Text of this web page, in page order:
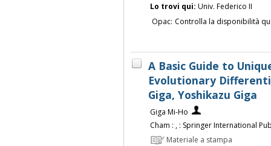
Lo trovi qui: Univ. Federico II
Opac: Controlla la disponibilità
A Basic Guide to
Evolutionary
Giga, Yoshikazu Giga
Giga Mi-Ho
Cham : , : Springer International
Materiale a stampa